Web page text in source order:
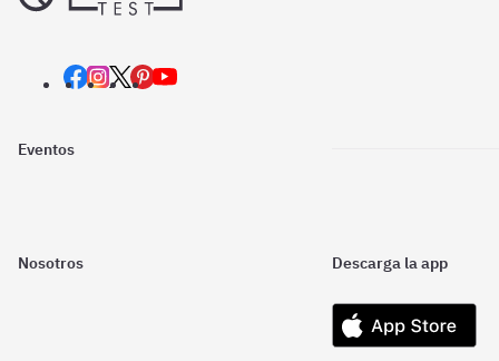
Eventos
Nosotros Descarga la app